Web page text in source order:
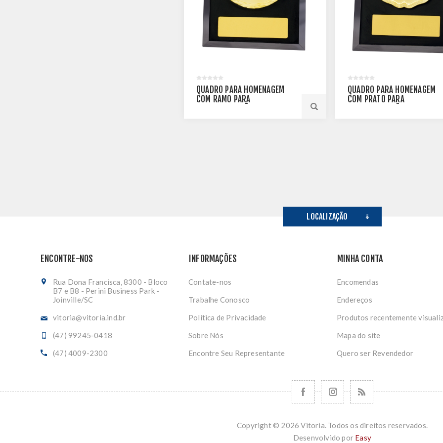
QUADRO PARA HOMENAGEM
COM RAMO PARA
QUADRO PARA HOMENAGEM
COM PRATO PARA
LOCALIZAÇÃO
ENCONTRE-NOS
Rua Dona Francisca, 8300 - Bloco
B7 e B8 - Perini Business Park -
Joinville/SC
vitoria@vitoria.ind.br
(47) 99245-0418
(47) 4009-2300
INFORMAÇÕES
Contate-nos
Trabalhe Conosco
Política de Privacidade
Sobre Nós
Encontre Seu Representante
MINHA CONTA
Encomendas
Endereços
Produtos recentemente
Mapa do site
Quero ser Revendedor
Copyright © 2026 Vitoria. Todos os direitos reservados.
Desenvolvido por Easy